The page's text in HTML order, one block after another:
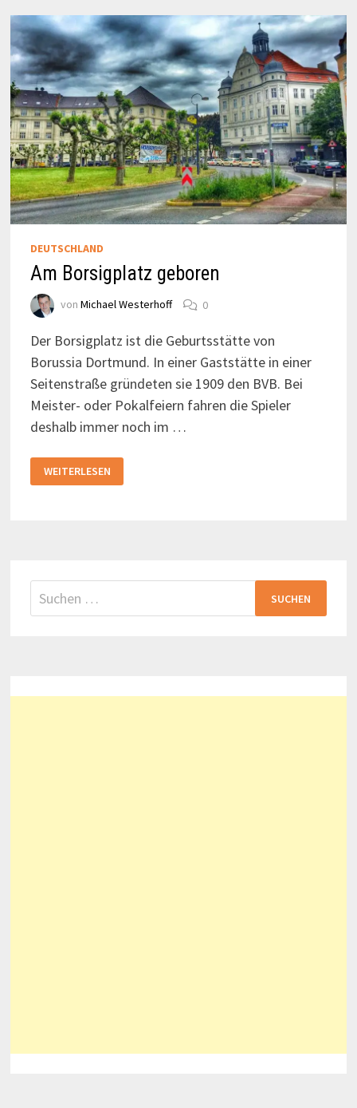
DEUTSCHLAND
Am Borsigplatz geboren
von Michael Westerhoff 0
Der Borsigplatz ist die Geburtsstätte von
Borussia Dortmund. In einer Gaststätte in einer
Seitenstraße gründeten sie 1909 den BVB. Bei
Meister- oder Pokalfeiern fahren die Spieler
deshalb immer noch im …
BORSIGPLATZ
GEBOREN
WEITERLESEN
Suchen
nach: